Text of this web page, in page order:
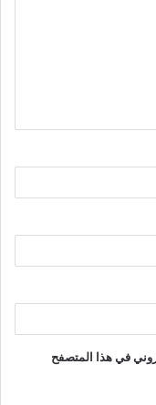
في هذا المتصفح